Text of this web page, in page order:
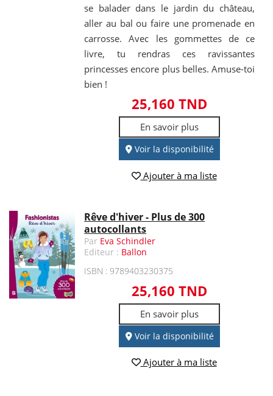
se balader dans le jardin du château,
aller au bal ou faire une promenade en
carrosse. Avec les gommettes de ce
livre, tu rendras ces ravissantes
princesses encore plus belles. Amuse-toi
bien !
25,160 TND
En savoir plus
Voir la disponibilité
Ajouter à ma liste
Rêve d'hiver - Plus de 300
autocollants
Par Eva Schindler
Editeur : Ballon
ISBN : 9789403230375
25,160 TND
En savoir plus
Voir la disponibilité
Ajouter à ma liste